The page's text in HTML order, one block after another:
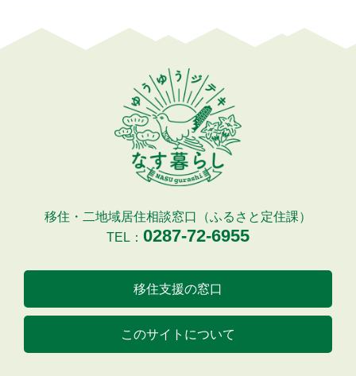
移住・二地域居住相談窓口（ふるさと定住課）
TEL： 0287-72-6955
移住支援の窓口
このサイトについて